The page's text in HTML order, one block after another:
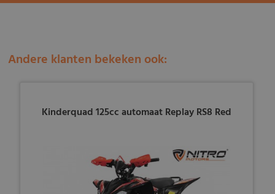
Andere klanten bekeken ook:
Kinderquad 125cc automaat Replay RS8 Red